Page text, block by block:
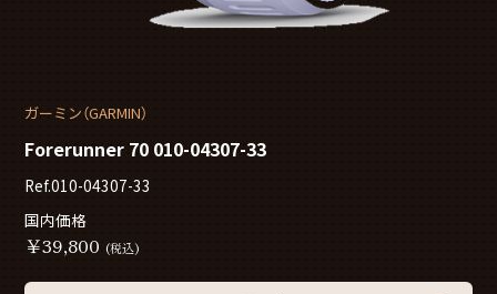
ガーミン（GARMIN）
Forerunner 70 010-04307-33
Ref.010-04307-33
国内価格
￥39,800 (税込)